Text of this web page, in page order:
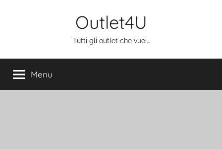
Outlet4U
Tutti gli outlet che vuoi…
Menu